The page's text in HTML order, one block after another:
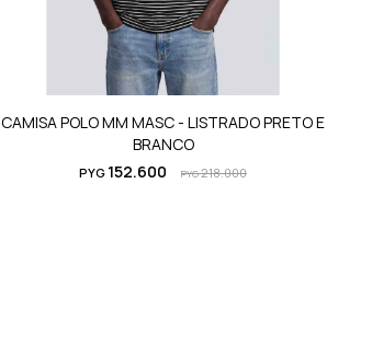
CAMISA POLO MM MASC - LISTRADO PRETO E
BRANCO
PYG 152.600 PYG218.000